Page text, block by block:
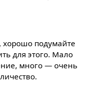
хорошо подумайте
для этого. Мало
много — очень